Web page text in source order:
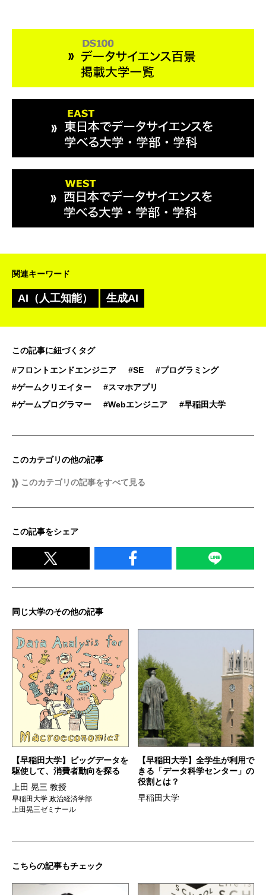
関連キーワード
AI（人工知能） 生成AI
この記事に紐づくタグ
#フロントエンドエンジニア #SE
#プログラミング
#ゲームクリエイター
#スマホアプリ
#ゲームプログラマー
#Webエンジニア #早稲田大学
このカテゴリの他の記事
このカテゴリの記事をすべて見る
この記事をシェア
同じ大学のその他の記事
【早稲田大学】ビッグデータを
駆使して、消費者動向を探る
上田 晃三 教授
早稲田大学 政治経済学部
上田晃三ゼミナール
【早稲田大学】全学生が利用で
きる「データ科学センター」の
役割とは？
早稲田大学
こちらの記事もチェック